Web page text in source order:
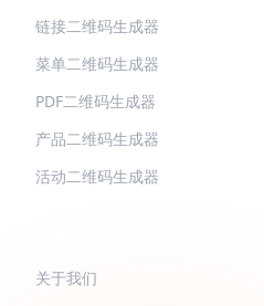
链接二维码生成器
菜单二维码生成器
PDF二维码生成器
产品二维码生成器
活动二维码生成器
关于我们